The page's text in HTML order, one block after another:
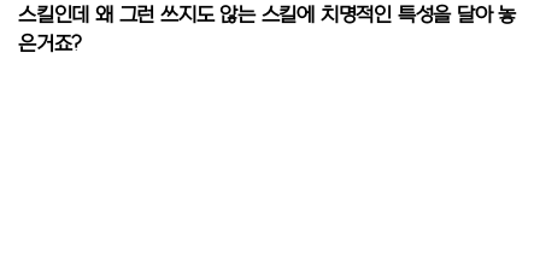
스킬인데 왜 그런 쓰지도 않는 스킬에 치명적인 특성을 달아 놓
은거죠?